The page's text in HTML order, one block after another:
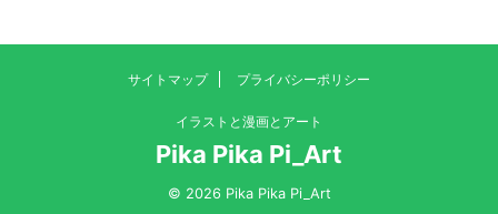
サイトマップ プライバシーポリシー
イラストと漫画とアート
Pika Pika Pi_Art
© 2026 Pika Pika Pi_Art